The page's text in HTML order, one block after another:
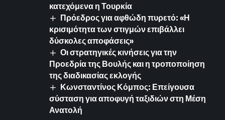
κατεχόμενα η Τουρκία
Πρόεδρος για αφθώδη πυρετό: «Η
κρισιμότητα των στιγμών επιβάλλει
δύσκολες αποφάσεις»
Οι στρατηγικές κινήσεις για την
Προεδρία της Βουλής και η τροποποίηση
της διαδικασίας εκλογής
Κωνσταντίνος Κόμπος: Επείγουσα
σύσταση για αποφυγή ταξιδιών στη Μέση
Ανατολή